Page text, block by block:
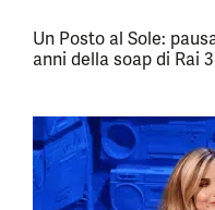
Un Posto al Sole:
anni della soap di Rai 3